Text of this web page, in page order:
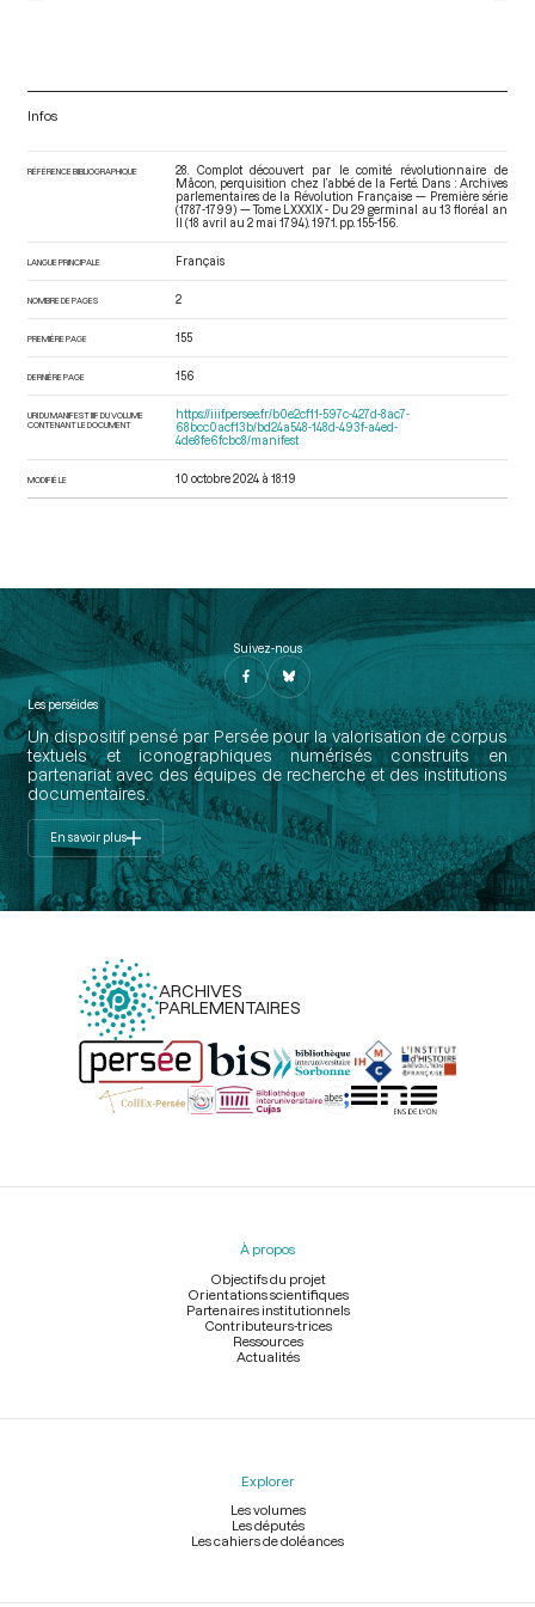
Infos
RÉFÉRENCE BIBLIOGRAPHIQUE
28. Complot découvert par le comité révolutionnaire de
Mâcon, perquisition chez l’abbé de la Ferté. Dans : Archives
parlementaires de la Révolution Française — Première série
(1787-1799) — Tome LXXXIX - Du 29 germinal au 13 floréal an
II (18 avril au 2 mai 1794) . 1971. pp. 155-156.
LANGUE PRINCIPALE Français
NOMBRE DE PAGES 2
PREMIÈRE PAGE 155
DERNIÈRE PAGE 156
URI DU MANIFEST IIIF DU VOLUME
CONTENANT LE DOCUMENT
https://iiif.persee.fr/b0e2cf11-597c-427d-8ac7-
68bcc0acf13b/bd24a548-148d-493f-a4ed-
4de8fe6fcbc8/manifest
MODIFIÉ LE 10 octobre 2024 à 18:19
Suivez-nous
Les perséides
Un dispositif pensé par Persée pour la valorisation de corpus
textuels et iconographiques numérisés construits en
partenariat avec des équipes de recherche et des institutions
documentaires.
En savoir plus
ARCHIVES
PARLEMENTAIRES
Menu
À propos
Objectifs du projet
Orientations scientifiques
Partenaires institutionnels
Contributeurs-trices
Ressources
Actualités
Explorer
Les volumes
Les députés
Les cahiers de doléances